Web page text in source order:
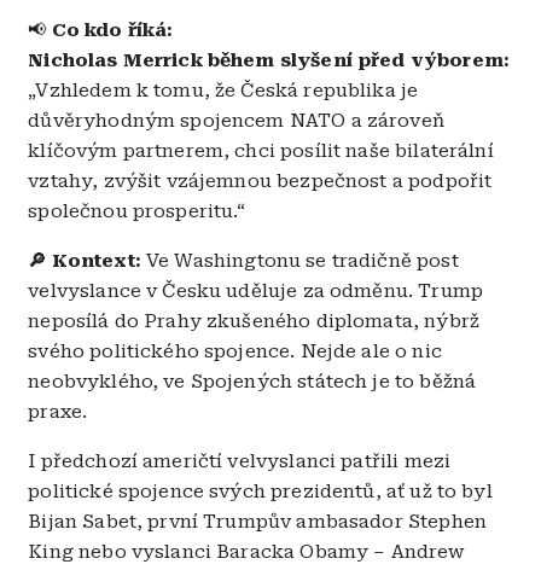
📢 Co kdo říká:
Nicholas Merrick během slyšení před výborem:
„Vzhledem k tomu, že Česká republika je
důvěryhodným spojencem NATO a zároveň
klíčovým partnerem, chci posílit naše bilaterální
vztahy, zvýšit vzájemnou bezpečnost a podpořit
společnou prosperitu.“
🔎 Kontext: Ve Washingtonu se tradičně post
velvyslance v Česku uděluje za odměnu. Trump
neposílá do Prahy zkušeného diplomata, nýbrž
svého politického spojence. Nejde ale o nic
neobvyklého, ve Spojených státech je to běžná
praxe.
I předchozí američtí velvyslanci patřili mezi
politické spojence svých prezidentů, ať už to byl
Bijan Sabet, první Trumpův ambasador Stephen
King nebo vyslanci Baracka Obamy – Andrew